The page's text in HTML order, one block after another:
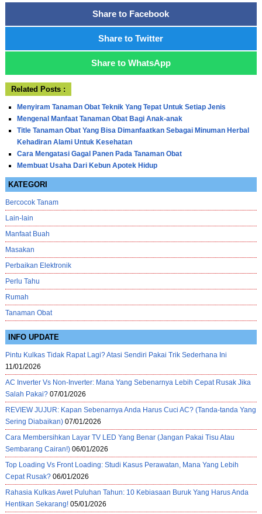
Share to Facebook
Share to Twitter
Share to WhatsApp
Related Posts :
Menyiram Tanaman Obat Teknik Yang Tepat Untuk Setiap Jenis
Mengenal Manfaat Tanaman Obat Bagi Anak-anak
Title Tanaman Obat Yang Bisa Dimanfaatkan Sebagai Minuman Herbal
Kehadiran Alami Untuk Kesehatan
Cara Mengatasi Gagal Panen Pada Tanaman Obat
Membuat Usaha Dari Kebun Apotek Hidup
KATEGORI
Bercocok Tanam
Lain-lain
Manfaat Buah
Masakan
Perbaikan Elektronik
Perlu Tahu
Rumah
Tanaman Obat
INFO UPDATE
Pintu Kulkas Tidak Rapat Lagi? Atasi Sendiri Pakai Trik Sederhana Ini
11/01/2026
AC Inverter Vs Non-Inverter: Mana Yang Sebenarnya Lebih Cepat Rusak Jika
Salah Pakai? 07/01/2026
REVIEW JUJUR: Kapan Sebenarnya Anda Harus Cuci AC? (Tanda-tanda Yang
Sering Diabaikan) 07/01/2026
Cara Membersihkan Layar TV LED Yang Benar (Jangan Pakai Tisu Atau
Sembarang Cairan!) 06/01/2026
Top Loading Vs Front Loading: Studi Kasus Perawatan, Mana Yang Lebih
Cepat Rusak? 06/01/2026
Rahasia Kulkas Awet Puluhan Tahun: 10 Kebiasaan Buruk Yang Harus Anda
Hentikan Sekarang! 05/01/2026